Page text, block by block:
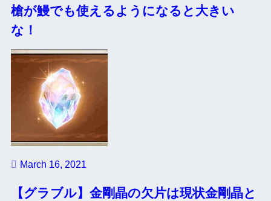
槍が鰻でも使えるようになると大きい
な！
March 16, 2021
【グラブル】金剛晶の欠片は現状金剛晶と